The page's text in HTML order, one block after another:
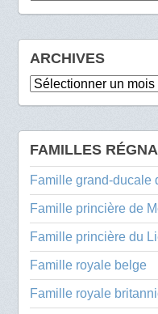
ARCHIVES
Archives
FAMILLES
Famille grand-ducale
Famille princière de
Famille princière du
Famille royale belge
Famille royale